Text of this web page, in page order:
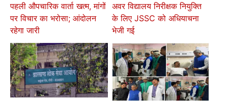
पहली औपचारिक वार्ता खत्म, मांगों
पर विचार का भरोसा; आंदोलन
रहेगा जारी
अवर विद्यालय निरीक्षक नियुक्ति
के लिए JSSC को अधियाचना
भेजी गई